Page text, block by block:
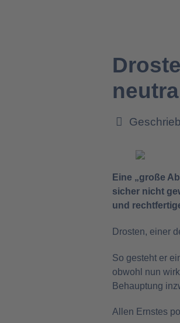
Eine „große
sicher nicht
und
Drosten, einer
So gesteht er
obwohl nun
Behauptung
Allen Ernstes